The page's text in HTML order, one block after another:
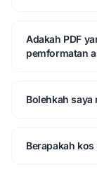
Adakah PDF
pemformatan
Bolehkah saya
Berapakah